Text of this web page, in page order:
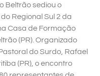
Beltrão sediou o
Regional Sul 2 da
Casa de Formação
(PR). Organizado
do Surdo, Rafael
(PR), o encontro